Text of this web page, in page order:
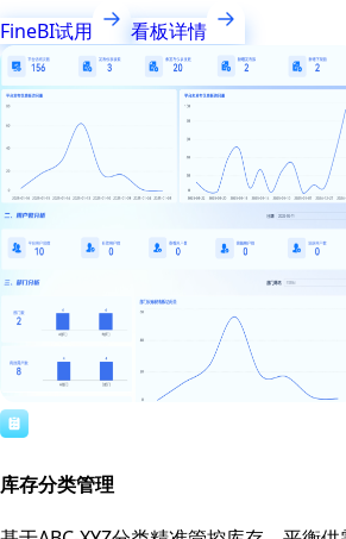
FineBI试用
看板详情
库存分类管理